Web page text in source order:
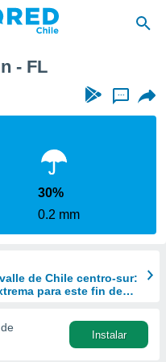
- FL
...
30%
0.2 mm
de Chile centro-sur:
para este fin de
Instalar